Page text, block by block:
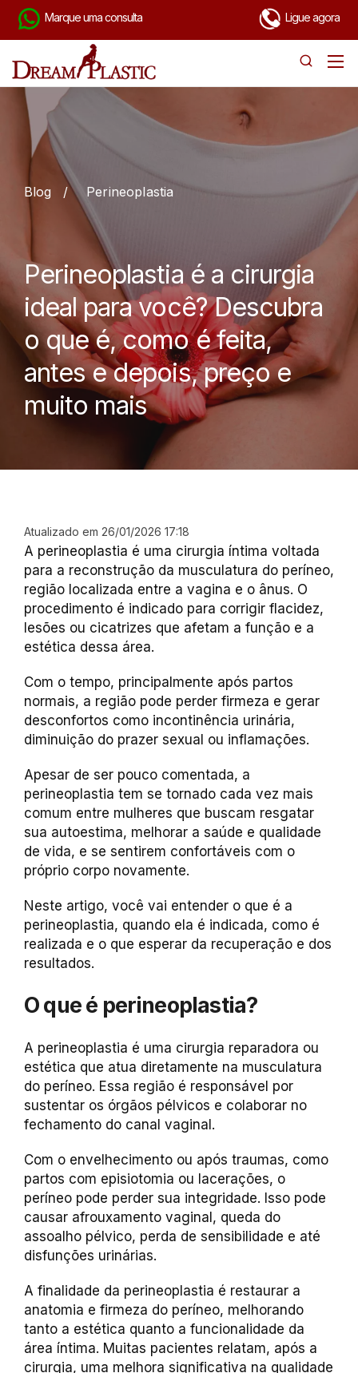
Marque uma consulta Ligue agora
Blog / Perineoplastia
Perineoplastia é a cirurgia
ideal para você? Descubra
o que é, como é feita,
antes e depois, preço e
muito mais
Atualizado em 26/01/2026 17:18
A perineoplastia é uma cirurgia íntima voltada
para a reconstrução da musculatura do períneo,
região localizada entre a vagina e o ânus. O
procedimento é indicado para corrigir flacidez,
lesões ou cicatrizes que afetam a função e a
estética dessa área.
Com o tempo, principalmente após partos
normais, a região pode perder firmeza e gerar
desconfortos como incontinência urinária,
diminuição do prazer sexual ou inflamações.
Apesar de ser pouco comentada, a
perineoplastia tem se tornado cada vez mais
comum entre mulheres que buscam resgatar
sua autoestima, melhorar a saúde e qualidade
de vida, e se sentirem confortáveis com o
próprio corpo novamente.
Neste artigo, você vai entender o que é a
perineoplastia, quando ela é indicada, como é
realizada e o que esperar da recuperação e dos
resultados.
O que é perineoplastia?
A perineoplastia é uma cirurgia reparadora ou
estética que atua diretamente na musculatura
do períneo. Essa região é responsável por
sustentar os órgãos pélvicos e colaborar no
fechamento do canal vaginal.
Com o envelhecimento ou após traumas, como
partos com episiotomia ou lacerações, o
períneo pode perder sua integridade. Isso pode
causar afrouxamento vaginal, queda do
assoalho pélvico, perda de sensibilidade e até
disfunções urinárias.
A finalidade da perineoplastia é restaurar a
anatomia e firmeza do períneo, melhorando
tanto a estética quanto a funcionalidade da
área íntima. Muitas pacientes relatam, após a
cirurgia, uma melhora significativa na qualidade